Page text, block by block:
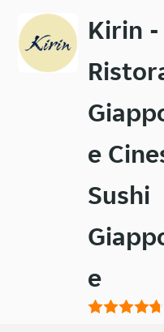
contenuto
principale
Kirin -
e
Sushi
e